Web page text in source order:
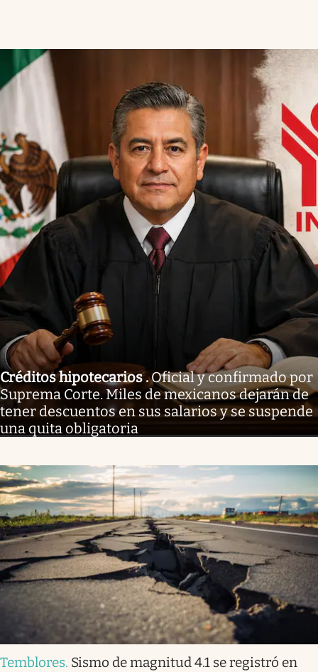
Créditos hipotecarios.Oficial y confirmado por
Suprema Corte. Miles de mexicanos dejarán de
tener descuentos en sus salarios y se suspende
una quita obligatoria
Temblores. Sismo de magnitud 4.1 se registró en